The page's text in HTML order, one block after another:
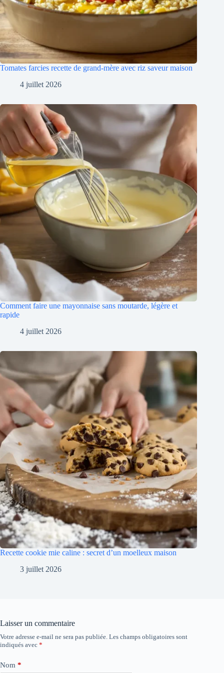
Tomates farcies recette de grand-mère avec riz saveur maison
4 juillet 2026
Comment faire une mayonnaise sans moutarde, légère et
rapide
4 juillet 2026
Recette cookie mie caline : secret d’un moelleux maison
3 juillet 2026
Laisser un commentaire
Votre adresse e-mail ne sera pas publiée. Les champs obligatoires sont
indiqués avec *
Nom *